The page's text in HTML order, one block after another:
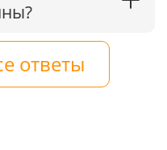
ответы